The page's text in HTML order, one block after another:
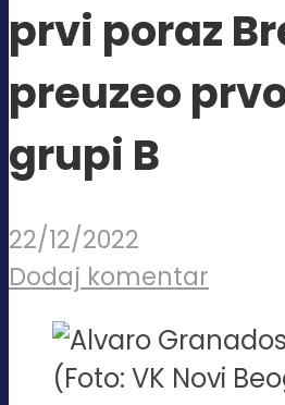
prvi poraz
preuzeo
grupi B
22/12/2022
Dodaj komentar
(Foto: VK Novi